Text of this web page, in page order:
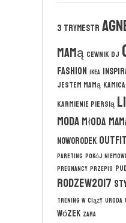
3 trymestr
mamą cewnik DJ
fashion ikea
jestem mamą
karmienie piersią
modamłoda
noworodek outfit
pareting pokój
pregnancy przepis
rodzew2017
trening w ciąży uroda
wózek zara